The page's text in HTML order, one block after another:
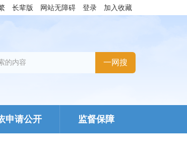
长辈版 网站无障碍 登录 加入收藏
申请公开 监督保障